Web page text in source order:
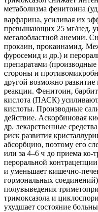
метаболизма фенитоина
варфарина, усиливая их
превышающих 25 мг/нед,
мегалобластной анемии.
прокаин, прокаинамид.
фуросемид и др.) и
препаратами
стороны и
другой возможно развитие
реакции. Фенитоин,
кислота (ПАСК)
кислоты. Производные
действие. Аскорбиновая
др. лекарственные
риск развития
абсорбцию, поэтому его
или за 4–6 ч до приема ко-
пероральной
и уменьшает кишечно-
гормональных
полувыведения
тримоксазола и
ухудшает состояние